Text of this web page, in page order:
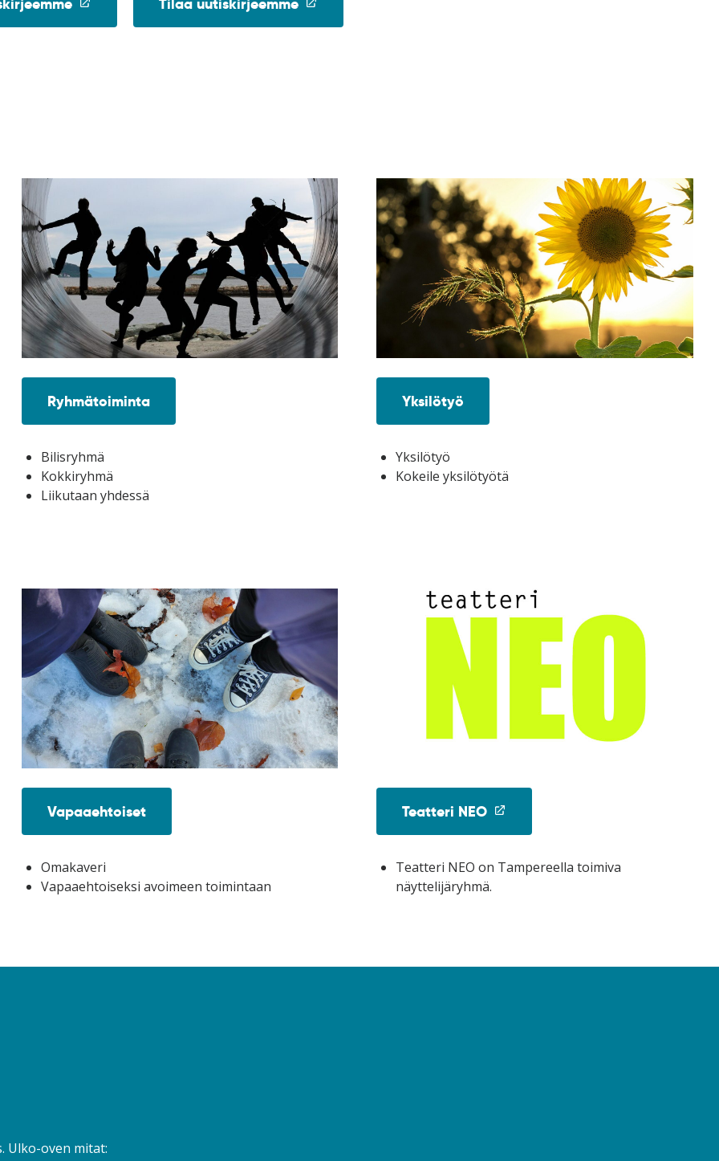
avataan
avataan
Ryhmätoiminta
Bilisryhmä
Kokkiryhmä
Liikutaan yhdessä
Yksilötyö
Yksilötyö
Kokeile yksilötyötä
Vapaaehtoiset
Omakaveri
Vapaaehtoiseksi avoimeen toimintaan
Teatteri NEO(linkki
avataan
ikkunaan)
Teatteri NEO on Tampereella toimiva
näyttelijäryhmä.
Ulko-oven mitat: